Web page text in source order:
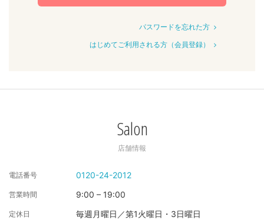
パスワードを忘れた方
はじめてご利用される方（会員登録）
Salon
店舗情報
電話番号 0120-24-2012
営業時間 9:00 – 19:00
定休日 毎週月曜日／第1火曜日・3日曜日